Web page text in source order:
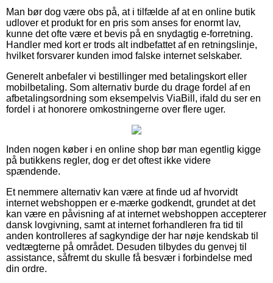
Man bør dog være obs på, at i tilfælde af at en online butik
udlover et produkt for en pris som anses for enormt lav,
kunne det ofte være et bevis på en snydagtig e-forretning.
Handler med kort er trods alt indbefattet af en retningslinje,
hvilket forsvarer kunden imod falske internet selskaber.
Generelt anbefaler vi bestillinger med betalingskort eller
mobilbetaling. Som alternativ burde du drage fordel af en
afbetalingsordning som eksempelvis ViaBill, ifald du ser en
fordel i at honorere omkostningerne over flere uger.
Inden nogen køber i en online shop bør man egentlig kigge
på butikkens regler, dog er det oftest ikke videre
spændende.
Et nemmere alternativ kan være at finde ud af hvorvidt
internet webshoppen er e-mærke godkendt, grundet at det
kan være en påvisning af at internet webshoppen accepterer
dansk lovgivning, samt at internet forhandleren fra tid til
anden kontrolleres af sagkyndige der har nøje kendskab til
vedtægterne på området. Desuden tilbydes du genvej til
assistance, såfremt du skulle få besvær i forbindelse med
din ordre.